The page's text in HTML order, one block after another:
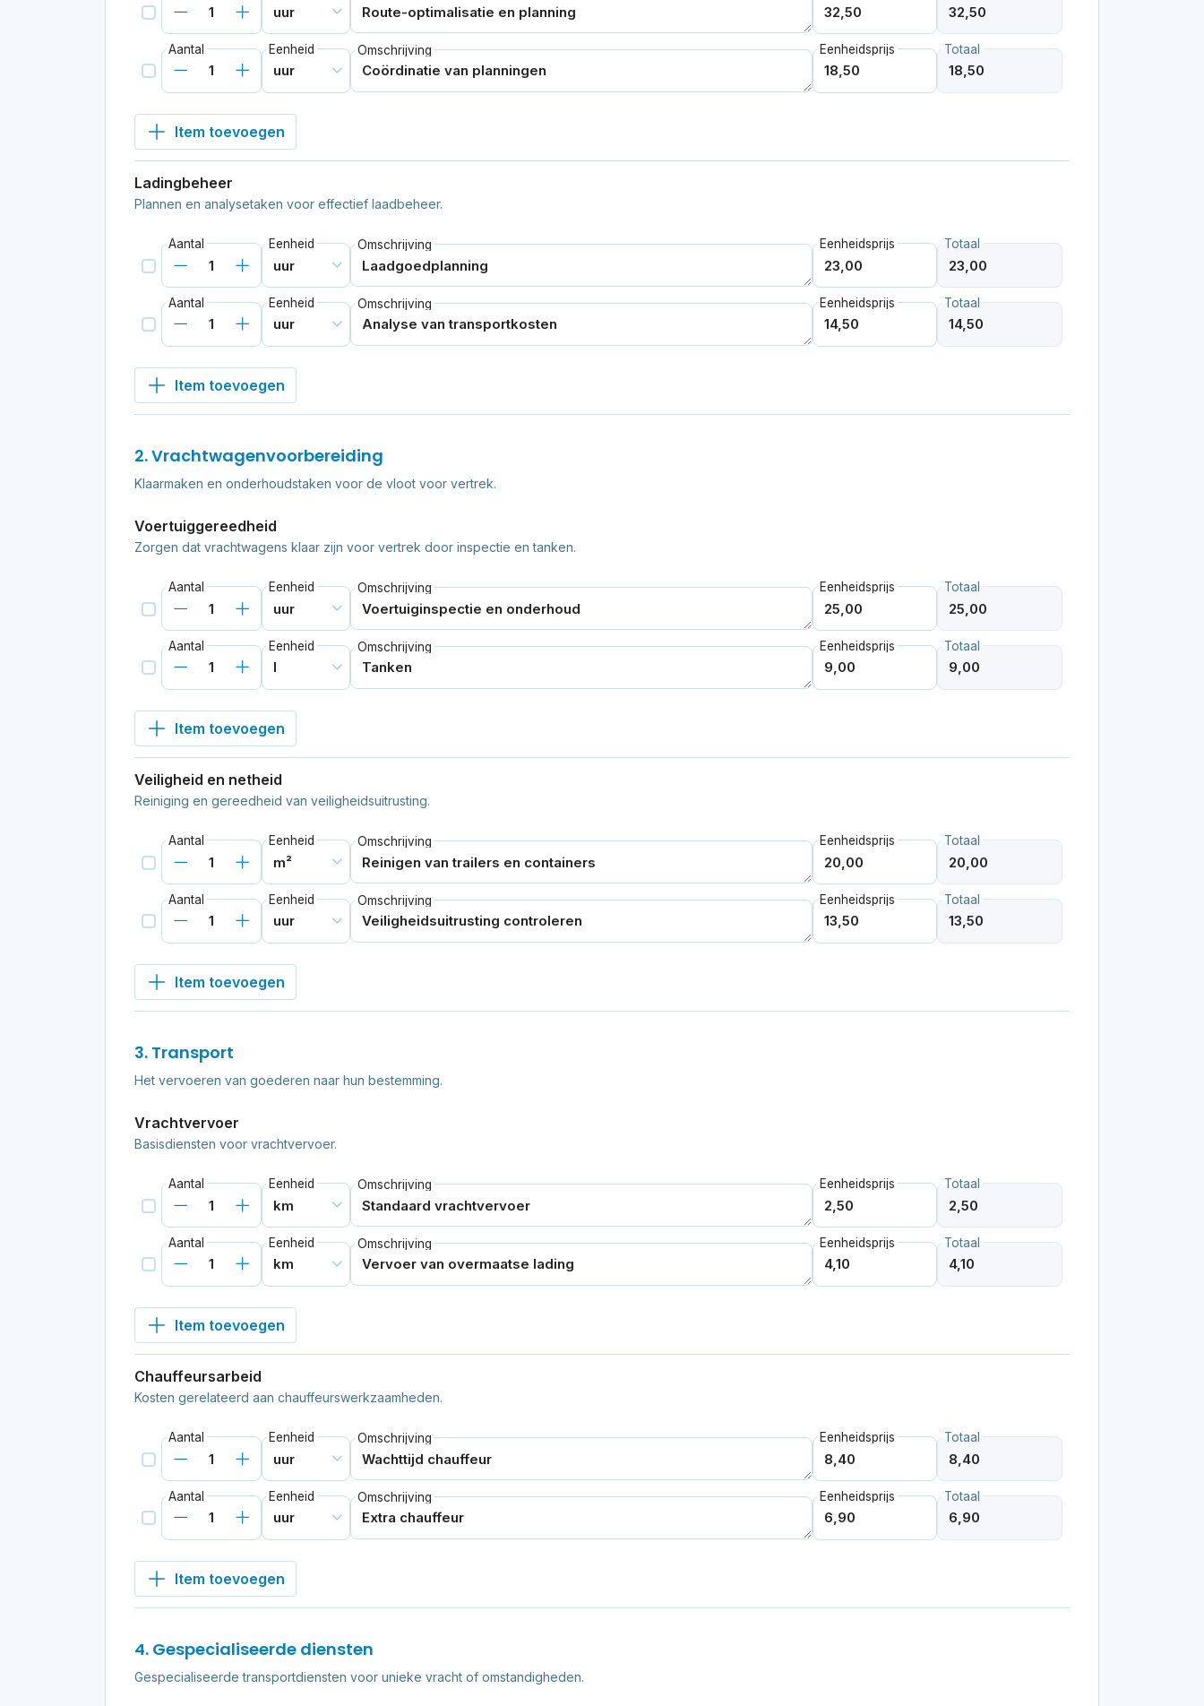
Aantal Eenheid Omschrijving Eenheidsprijs Totaal
Item toevoegen
Ladingbeheer
Plannen en analysetaken voor effectief laadbeheer.
Aantal Eenheid Omschrijving Eenheidsprijs Totaal
Aantal Eenheid Omschrijving Eenheidsprijs Totaal
Item toevoegen
2. Vrachtwagenvoorbereiding
Klaarmaken en onderhoudstaken voor de vloot voor vertrek.
Voertuiggereedheid
Zorgen dat vrachtwagens klaar zijn voor vertrek door inspectie en tanken.
Aantal Eenheid Omschrijving Eenheidsprijs Totaal
Aantal Eenheid Omschrijving Eenheidsprijs Totaal
Item toevoegen
Veiligheid en netheid
Reiniging en gereedheid van veiligheidsuitrusting.
Aantal Eenheid Omschrijving Eenheidsprijs Totaal
Aantal Eenheid Omschrijving Eenheidsprijs Totaal
Item toevoegen
3. Transport
Het vervoeren van goederen naar hun bestemming.
Vrachtvervoer
Basisdiensten voor vrachtvervoer.
Aantal Eenheid Omschrijving Eenheidsprijs Totaal
Aantal Eenheid Omschrijving Eenheidsprijs Totaal
Item toevoegen
Chauffeursarbeid
Kosten gerelateerd aan chauffeurswerkzaamheden.
Aantal Eenheid Omschrijving Eenheidsprijs Totaal
Aantal Eenheid Omschrijving Eenheidsprijs Totaal
Item toevoegen
4. Gespecialiseerde diensten
Gespecialiseerde transportdiensten voor unieke vracht of omstandigheden.